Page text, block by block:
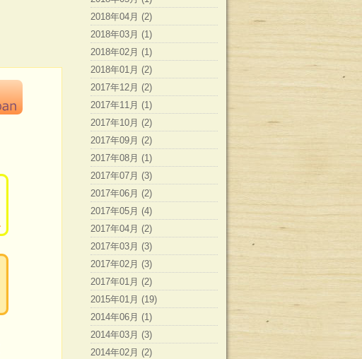
2018年04月 (2)
2018年03月 (1)
2018年02月 (1)
2018年01月 (2)
2017年12月 (2)
2017年11月 (1)
2017年10月 (2)
2017年09月 (2)
2017年08月 (1)
2017年07月 (3)
2017年06月 (2)
2017年05月 (4)
2017年04月 (2)
2017年03月 (3)
2017年02月 (3)
2017年01月 (2)
2015年01月 (19)
2014年06月 (1)
2014年03月 (3)
2014年02月 (2)